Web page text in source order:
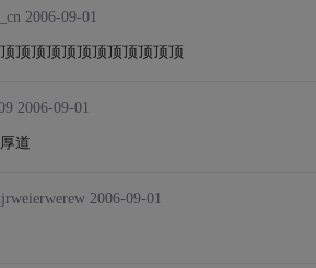
2006-09-01
顶顶顶顶顶顶顶顶顶顶顶
2006-09-01
道
2006-09-01